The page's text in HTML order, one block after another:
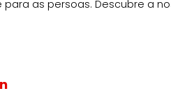
para as persoas. Descubre a